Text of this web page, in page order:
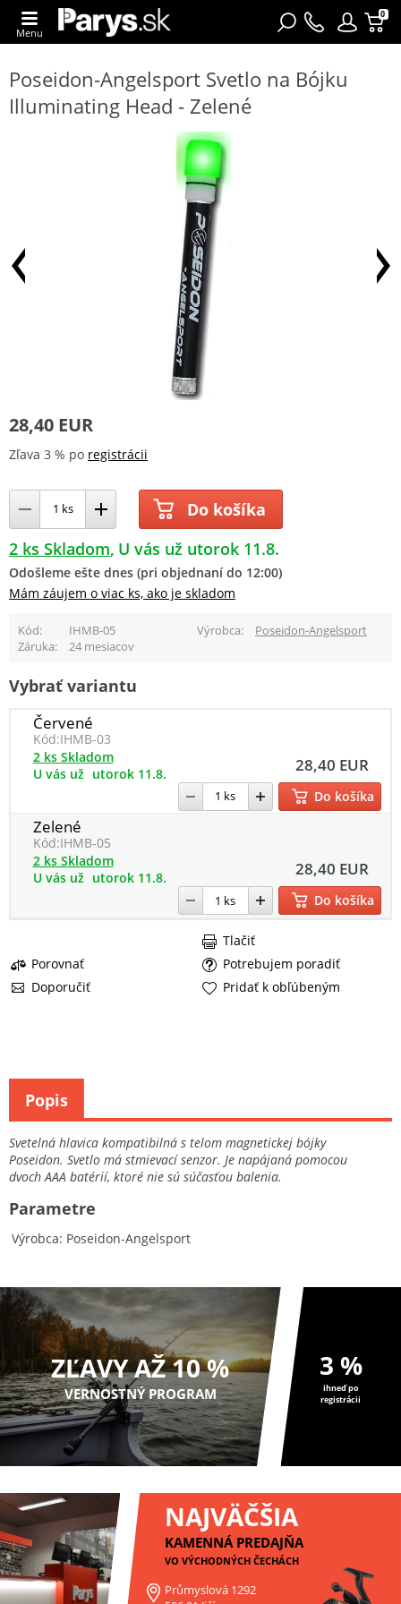
0
Menu
Poseidon-Angelsport Svetlo na Bójku
Illuminating Head - Zelené
28,40 EUR
Zľava 3 % po registrácii
Do košíka
2 ks Skladom U vás už utorok 11.8.
Odošleme ešte dnes (pri objednaní do 12:00)
Mám záujem o viac ks, ako je skladom
Kód IHMB-05 Výrobca
Poseidon-Angelsport
Záruka
24 mesiacov
Vybrať variantu
Červené
Kód:IHMB-03
28,40 EUR
2 ks Skladom
U vás už utorok 11.8.
Do košíka
Zelené
Kód:IHMB-05
28,40 EUR
2 ks Skladom
U vás už utorok 11.8.
Do košíka
Porovnať
Potrebujem poradiť
Doporučiť
Tlačiť
Pridať k obľúbeným
Svetelná hlavica kompatibilná s telom magnetickej bójky
Poseidon. Svetlo má stmievací senzor. Je napájaná pomocou
dvoch AAA batérií, ktoré nie sú súčasťou balenia.
Výrobca Poseidon-Angelsport
Parametre
Popis
ZĽAVY AŽ 10 %
VERNOSTNÝ PROGRAM
3 %
ihneď po
registrácii
NAJVÄČŠIA
KAMENNÁ PREDAJŇA
VO VÝCHODNÝCH ČECHÁCH
Průmyslová 1292